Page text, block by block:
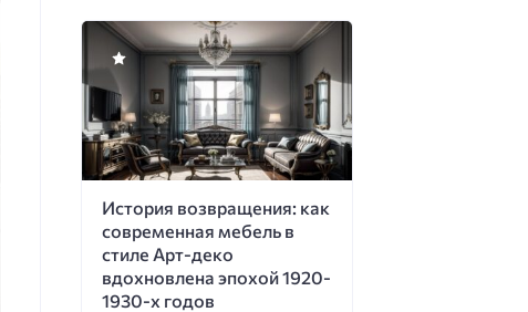
История возвращения: как
современная мебель в
стиле Арт-деко
вдохновлена эпохой 1920-
1930-х годов